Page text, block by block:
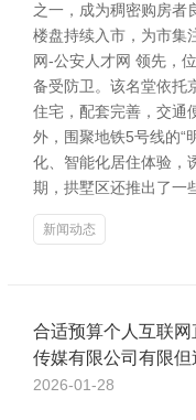
之一，成为稠密购房者
楼盘持续入市，为市集
网-公安人才网 领先，
备受防卫。该名堂依托
住宅，配套完善，交通
外，围聚地铁5号线的“
化、智能化居住体验，
期，拱墅区还推出了一
新闻动态
合适预算个人互联
传媒有限公司有限
2026-01-28